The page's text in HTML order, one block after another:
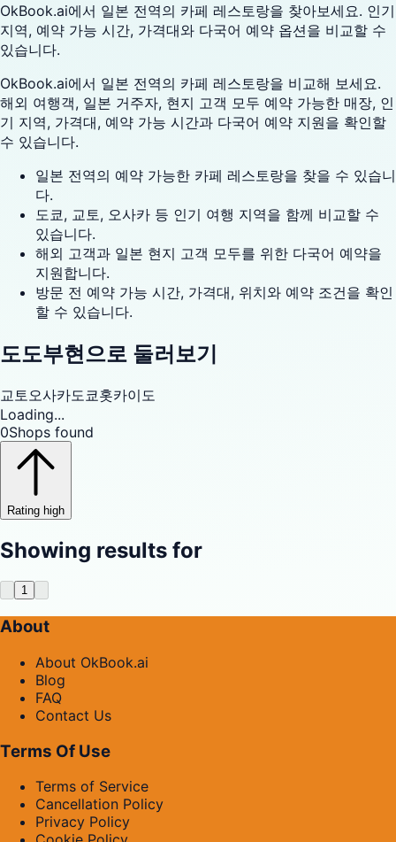
OkBook.ai에서 일본 전역의 카페 레스토랑을 찾아보세요. 인기
지역, 예약 가능 시간, 가격대와 다국어 예약 옵션을 비교할 수
있습니다.
OkBook.ai에서 일본 전역의 카페 레스토랑을 비교해 보세요.
해외 여행객, 일본 거주자, 현지 고객 모두 예약 가능한 매장, 인
기 지역, 가격대, 예약 가능 시간과 다국어 예약 지원을 확인할
수 있습니다.
일본 전역의 예약 가능한 카페 레스토랑을 찾을 수 있습니
다.
도쿄, 교토, 오사카 등 인기 여행 지역을 함께 비교할 수
있습니다.
해외 고객과 일본 현지 고객 모두를 위한 다국어 예약을
지원합니다.
방문 전 예약 가능 시간, 가격대, 위치와 예약 조건을 확인
할 수 있습니다.
도도부현으로 둘러보기
교토 오사카도쿄홋카이도
Loading...
0Shops found
Rating high
Showing results for
1
About
About OkBook.ai
Blog
FAQ
Contact Us
Terms Of Use
Terms of Service
Cancellation Policy
Privacy Policy